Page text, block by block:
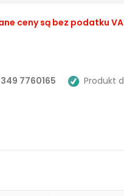
ceny są bez podatku
7760165 Produkt